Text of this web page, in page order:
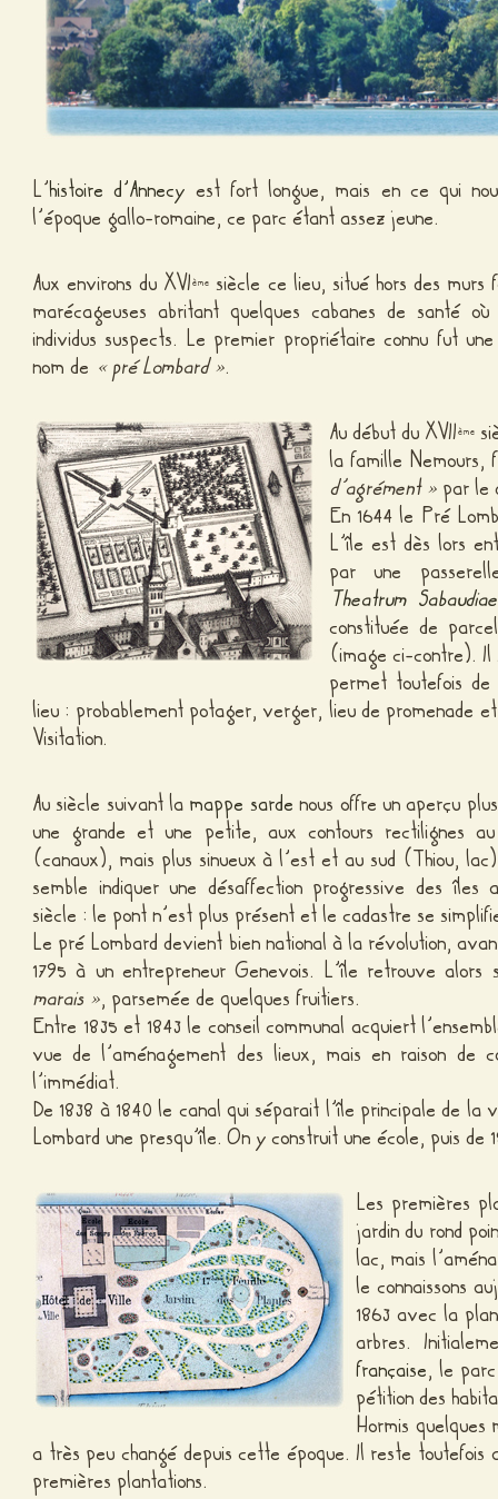
L’histoire d’Annecy est fort longue, mais en ce qui
l’époque gallo-romaine, ce parc étant assez jeune.
Aux environs du XVIème siècle ce lieu, situé hors des
marécageuses abritant quelques cabanes de santé
individus suspects. Le premier propriétaire connu fut
nom de « pré Lombard ».
Au début du XVIIème
la famille
d’agrément » par le
En 1644 le Pré
L’île est dès lors
par une
Theatrum Sabaudiae
constituée de
(image ci-contre). Il
permet toutefois
lieu : probablement potager, verger, lieu de promenade
Visitation.
Au siècle suivant lamappe sarde nous offre un aperçu
une grande et une petite, aux contours rectilignes
(canaux), mais plus sinueux à l’est et au sud (Thiou,
semble indiquer une désaffection progressive des îles
siècle : le pont n’est plus présent et le cadastre se
Le pré Lombard devient bien national à la révolution,
1795 à un entrepreneur Genevois. L’île retrouve
marais », parsemée de quelques fruitiers.
Entre 1835 et 1843 le conseil communal acquiert
vue de l’aménagement des lieux, mais en raison de
l’immédiat.
De 1838 à 1840 le canal qui séparait l’île principale de
Lombard une presqu’île. On y construit une école, puis de
Les premières
jardin du rond
lac, mais
le connaissons
1863 avec la
arbres.
française, le
pétition des
Hormis
a très peu changé depuis cette époque. Il reste toutefois
premières plantations.